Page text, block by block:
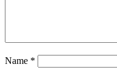
Name *